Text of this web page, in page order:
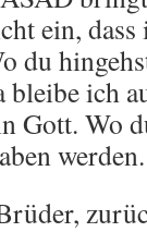
ein,
du
bleibe ich
Gott. Wo
werden.